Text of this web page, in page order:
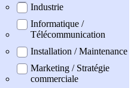
Industrie
Informatique /
Télécommunication
Installation / Maintenance
Marketing / Stratégie
commerciale